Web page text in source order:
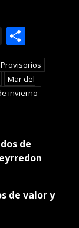
X
Mar del
invierno
de
de valor y